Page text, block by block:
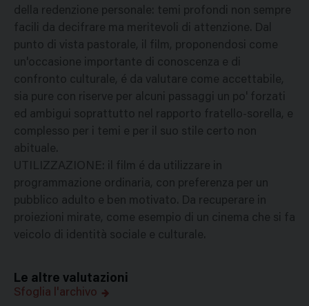
della redenzione personale: temi profondi non sempre
facili da decifrare ma meritevoli di attenzione. Dal
punto di vista pastorale, il film, proponendosi come
un'occasione importante di conoscenza e di
confronto culturale, é da valutare come accettabile,
sia pure con riserve per alcuni passaggi un po' forzati
ed ambigui soprattutto nel rapporto fratello-sorella, e
complesso per i temi e per il suo stile certo non
abituale.
UTILIZZAZIONE: il film é da utilizzare in
programmazione ordinaria, con preferenza per un
pubblico adulto e ben motivato. Da recuperare in
proiezioni mirate, come esempio di un cinema che si fa
veicolo di identità sociale e culturale.
Le altre valutazioni
Sfoglia l'archivo